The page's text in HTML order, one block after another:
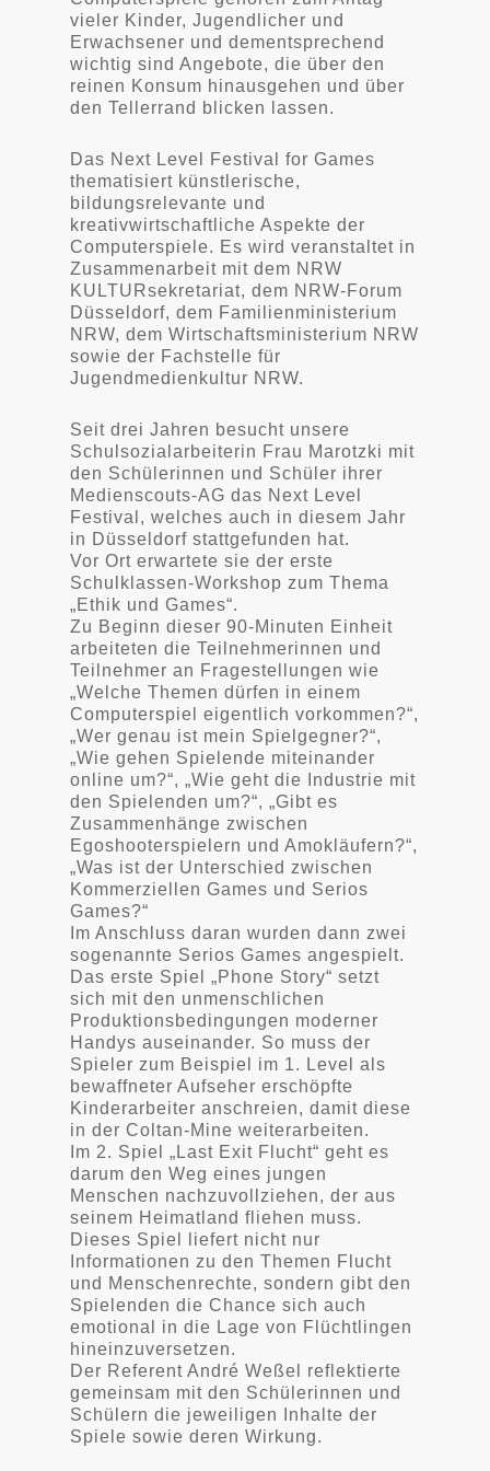
vieler Kinder, Jugendlicher und
Erwachsener und dementsprechend
wichtig sind Angebote, die über den
reinen Konsum hinausgehen und über
den Tellerrand blicken lassen.
Das Next Level Festival for Games
thematisiert künstlerische,
bildungsrelevante und
kreativwirtschaftliche Aspekte der
Computerspiele. Es wird veranstaltet in
Zusammenarbeit mit dem NRW
KULTURsekretariat, dem NRW-Forum
Düsseldorf, dem Familienministerium
NRW, dem Wirtschaftsministerium NRW
sowie der Fachstelle für
Jugendmedienkultur NRW.
Seit drei Jahren besucht unsere
Schulsozialarbeiterin Frau Marotzki mit
den Schülerinnen und Schüler ihrer
Medienscouts-AG das Next Level
Festival, welches auch in diesem Jahr
in Düsseldorf stattgefunden hat.
Vor Ort erwartete sie der erste
Schulklassen-Workshop zum Thema
„Ethik und Games“.
Zu Beginn dieser 90-Minuten Einheit
arbeiteten die Teilnehmerinnen und
Teilnehmer an Fragestellungen wie
„Welche Themen dürfen in einem
Computerspiel eigentlich vorkommen?“,
„Wer genau ist mein Spielgegner?“,
„Wie gehen Spielende miteinander
online um?“, „Wie geht die Industrie mit
den Spielenden um?“, „Gibt es
Zusammenhänge zwischen
Egoshooterspielern und Amokläufern?“,
„Was ist der Unterschied zwischen
Kommerziellen Games und Serios
Games?“
Im Anschluss daran wurden dann zwei
sogenannte Serios Games angespielt.
Das erste Spiel „Phone Story“ setzt
sich mit den unmenschlichen
Produktionsbedingungen moderner
Handys auseinander. So muss der
Spieler zum Beispiel im 1. Level als
bewaffneter Aufseher erschöpfte
Kinderarbeiter anschreien, damit diese
in der Coltan-Mine weiterarbeiten.
Im 2. Spiel „Last Exit Flucht“ geht es
darum den Weg eines jungen
Menschen nachzuvollziehen, der aus
seinem Heimatland fliehen muss.
Dieses Spiel liefert nicht nur
Informationen zu den Themen Flucht
und Menschenrechte, sondern gibt den
Spielenden die Chance sich auch
emotional in die Lage von Flüchtlingen
hineinzuversetzen.
Der Referent André Weßel reflektierte
gemeinsam mit den Schülerinnen und
Schülern die jeweiligen Inhalte der
Spiele sowie deren Wirkung.